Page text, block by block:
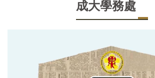
成大學務處